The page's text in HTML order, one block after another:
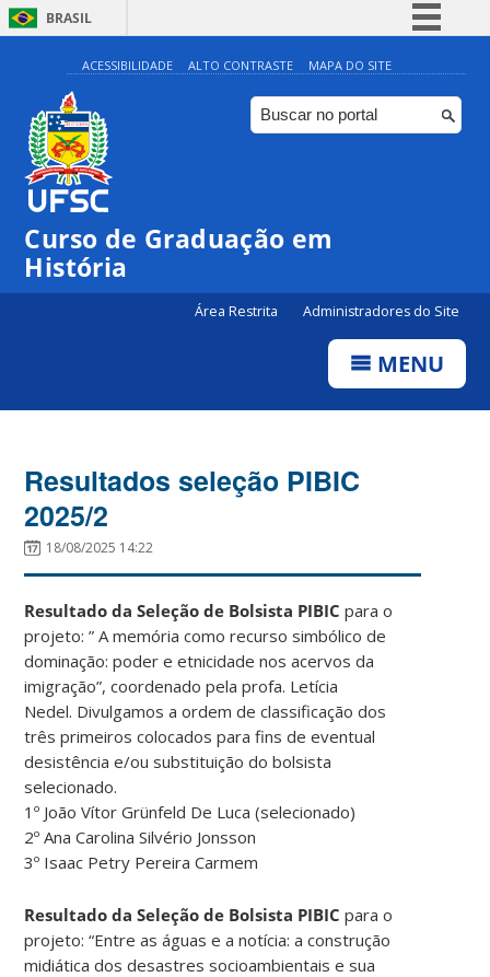
BRASIL
Simplifique!
Comunica BR
Participe
Canais
ACESSIBILIDADE ALTO CONTRASTE MAPA DO SITE
Curso de Graduação em
História
Área Restrita Administradores do Site
MENU
Resultados seleção PIBIC
2025/2
18/08/2025 14:22
Resultado da Seleção de Bolsista PIBIC para o
projeto: ” A memória como recurso simbólico de
dominação: poder e etnicidade nos acervos da
imigração”, coordenado pela profa. Letícia
Nedel. Divulgamos a ordem de classificação dos
três primeiros colocados para fins de eventual
desistência e/ou substituição do bolsista
selecionado.
1º João Vítor Grünfeld De Luca (selecionado)
2º Ana Carolina Silvério Jonsson
3º Isaac Petry Pereira Carmem
Resultado da Seleção de Bolsista PIBIC para o
projeto: “Entre as águas e a notícia: a construção
midiática dos desastres socioambientais e sua